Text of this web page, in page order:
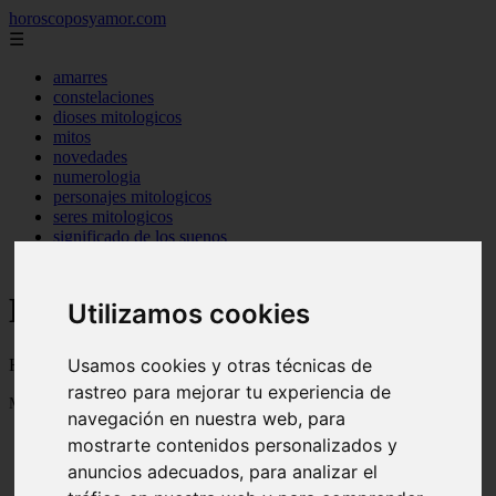
Utilizamos cookies
Usamos cookies y otras técnicas de
rastreo para mejorar tu experiencia de
navegación en nuestra web, para
mostrarte contenidos personalizados y
anuncios adecuados, para analizar el
horoscoposyamor.com
☰
amarres
constelaciones
dioses mitologicos
mitos
novedades
numerologia
personajes mitologicos
seres mitologicos
significado de los suenos
Horoscopos y tarot de amor
Horoscopos y tarot para el amor y para los signos del zodiaco
Mostrando 1 - 24 de 1113 artículos